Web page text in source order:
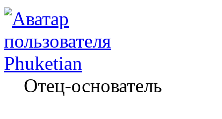
Phuketian
Отец-основатель